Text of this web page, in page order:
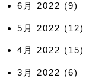
6月 2022 (9)
5月 2022 (12)
4月 2022 (15)
3月 2022 (6)